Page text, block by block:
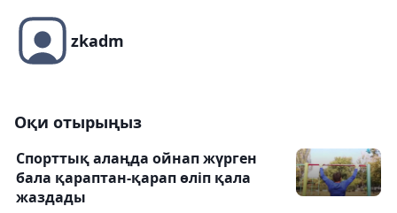
zkadm
Оқи отырыңыз
Спорттық алаңда ойнап жүрген
бала қараптан-қарап өліп қала
жаздады